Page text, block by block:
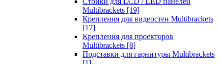
Multibrackets [19]
Крепления для видеостен Multibrackets
[17]
Крепления для проекторов
Multibrackets [8]
Подставки для гарнитуры Multibrackets